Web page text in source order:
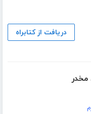
دریافت از کتابراه
مخدر